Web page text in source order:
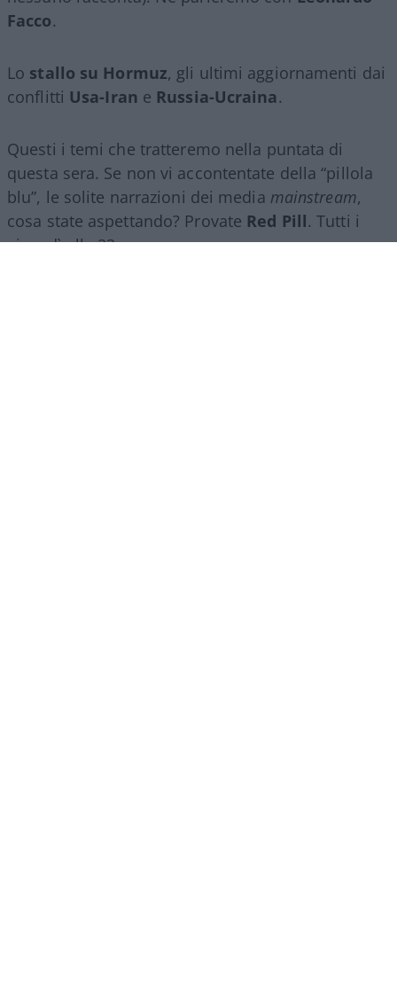
Facco.
Lo stallo su Hormuz, gli ultimi aggiornamenti dai
conflitti Usa-Iran e Russia-Ucraina.
Questi i temi che tratteremo nella puntata di
questa sera. Se non vi accontentate della “pillola
blu”, le solite narrazioni dei media mainstream,
cosa state aspettando? Provate Red Pill. Tutti i
giovedì alle 23